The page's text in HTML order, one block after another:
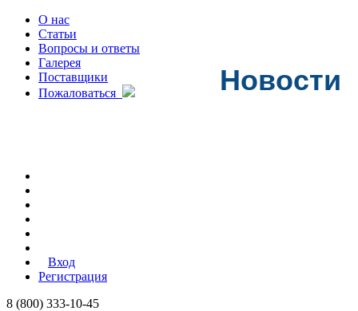
О нас
Статьи
Вопросы и ответы
Галерея
Поставщики
Пожаловаться
Вход
Регистрация
8 (800) 333-10-45
Новости